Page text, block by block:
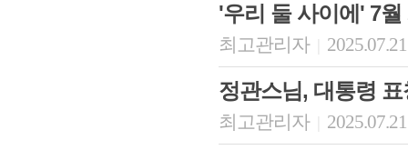
'우리 둘 사이에' 7월
최고관리자
정관스님, 대통령
최고관리자